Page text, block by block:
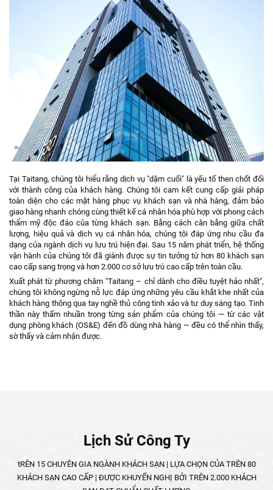
Tại Taitang, chúng tôi hiểu rằng dịch vụ "dặm cuối" là yếu tố then chốt đối
với thành công của khách hàng. Chúng tôi cam kết cung cấp giải pháp
toàn diện cho các mặt hàng phục vụ khách sạn và nhà hàng, đảm bảo
giao hàng nhanh chóng cùng thiết kế cá nhân hóa phù hợp với phong cách
thẩm mỹ độc đáo của từng khách sạn. Bằng cách cân bằng giữa chất
lượng, hiệu quả và dịch vụ cá nhân hóa, chúng tôi đáp ứng nhu cầu đa
dạng của ngành dịch vụ lưu trú hiện đại. Sau 15 năm phát triển, hệ thống
vận hành của chúng tôi đã giành được sự tin tưởng từ hơn 80 khách sạn
cao cấp sang trọng và hơn 2.000 cơ sở lưu trú cao cấp trên toàn cầu.
Xuất phát từ phương châm "Taitang – chỉ dành cho điều tuyệt hảo nhất",
chúng tôi không ngừng nỗ lực đáp ứng những yêu cầu khắt khe nhất của
khách hàng thông qua tay nghề thủ công tinh xảo và tư duy sáng tạo. Tinh
thần này thấm nhuần trong từng sản phẩm của chúng tôi — từ các vật
dụng phòng khách (OS&E) đến đồ dùng nhà hàng — đều có thể nhìn thấy,
sờ thấy và cảm nhận được.
Lịch Sử Công Ty
tRÊN 15 CHUYÊN GIA NGÀNH KHÁCH SẠN | LỰA CHỌN CỦA TRÊN 80
KHÁCH SẠN CAO CẤP | ĐƯỢC KHUYẾN NGHỊ BỞI TRÊN 2.000 KHÁCH